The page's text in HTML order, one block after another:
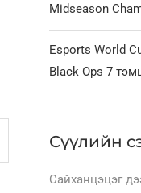
Midseason
Esports World
Black Ops 7
Сүүлийн
Сайханцэцэг